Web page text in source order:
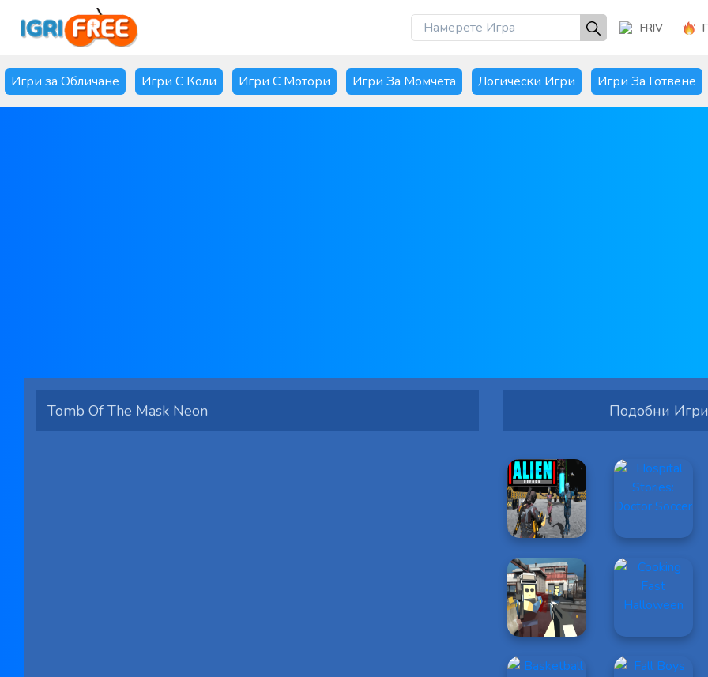
FRIV
Игри за Обличане Игри С Коли Игри С Мотори Игри За Момчета Логически Игри Игри За Готвене
Tomb Of The Mask Neon Подобни Игри